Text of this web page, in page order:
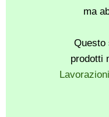
ma
Questo
prodotti